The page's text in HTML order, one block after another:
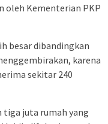
oleh Kementerian PKP
besar dibandingkan
karena
sekitar 240
juta rumah yang